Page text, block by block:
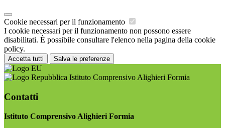
Cookie necessari per il funzionamento
I cookie necessari per il funzionamento non possono essere
disabilitati. È possibile consultare l'elenco nella pagina della cookie
policy.
Accetta tutti Salva le preferenze
Istituto Comprensivo Alighieri Formia
Contatti
Istituto Comprensivo Alighieri Formia